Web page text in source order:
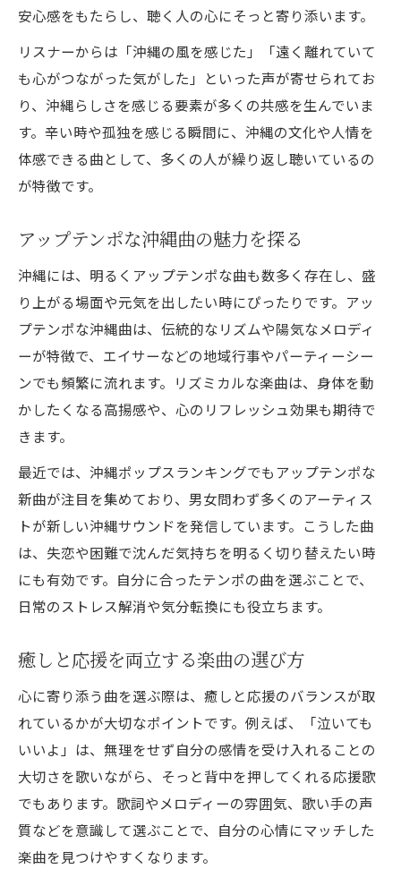
安心感をもたらし、聴く人の心にそっと寄り添います。
リスナーからは「沖縄の風を感じた」「遠く離れていて
も心がつながった気がした」といった声が寄せられてお
り、沖縄らしさを感じる要素が多くの共感を生んでいま
す。辛い時や孤独を感じる瞬間に、沖縄の文化や人情を
体感できる曲として、多くの人が繰り返し聴いているの
が特徴です。
アップテンポな沖縄曲の魅力を探る
沖縄には、明るくアップテンポな曲も数多く存在し、盛
り上がる場面や元気を出したい時にぴったりです。アッ
プテンポな沖縄曲は、伝統的なリズムや陽気なメロディ
ーが特徴で、エイサーなどの地域行事やパーティーシー
ンでも頻繁に流れます。リズミカルな楽曲は、身体を動
かしたくなる高揚感や、心のリフレッシュ効果も期待で
きます。
最近では、沖縄ポップスランキングでもアップテンポな
新曲が注目を集めており、男女問わず多くのアーティス
トが新しい沖縄サウンドを発信しています。こうした曲
は、失恋や困難で沈んだ気持ちを明るく切り替えたい時
にも有効です。自分に合ったテンポの曲を選ぶことで、
日常のストレス解消や気分転換にも役立ちます。
癒しと応援を両立する楽曲の選び方
心に寄り添う曲を選ぶ際は、癒しと応援のバランスが取
れているかが大切なポイントです。例えば、「泣いても
いいよ」は、無理をせず自分の感情を受け入れることの
大切さを歌いながら、そっと背中を押してくれる応援歌
でもあります。歌詞やメロディーの雰囲気、歌い手の声
質などを意識して選ぶことで、自分の心情にマッチした
楽曲を見つけやすくなります。